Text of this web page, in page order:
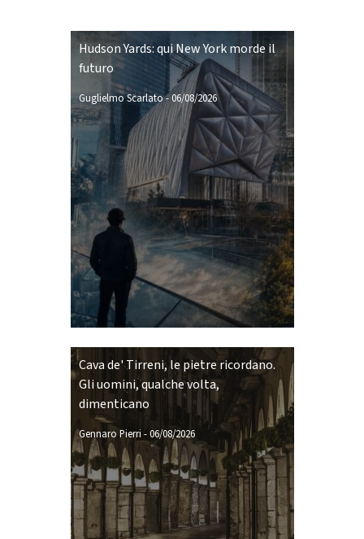
Hudson Yards: qui New York morde il
futuro
Guglielmo Scarlato-06/08/2026
Cava de' Tirreni, le pietre ricordano.
Gli uomini, qualche volta,
dimenticano
Gennaro Pierri -06/08/2026